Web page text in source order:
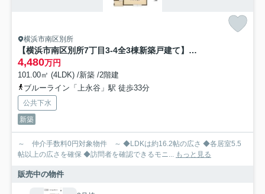
横浜市南区別所
【横浜市南区別所7丁目3-4全3棟新築戸建て】★仲介手数料無料★（別所小学校・南が丘中学校）
4,480万円
101.00㎡ (4LDK) /新築 /2階建
ブルーライン「上永谷」駅 徒歩33分
公共下水
新築
～ 仲介手数料0円対象物件 ～ ◆LDKは約16.2帖の広さ ◆各居室5.5
帖以上の広さを確保 ◆訪問者を確認できるモニ... もっと見る
販売中の物件